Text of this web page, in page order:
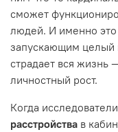
сможет
людей. И именно это
запускающим целый
страдает вся жизнь
личностный рост.
Когда
расстройства в